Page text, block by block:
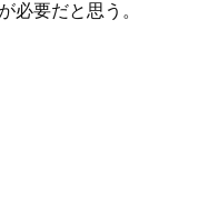
必要だと思う。